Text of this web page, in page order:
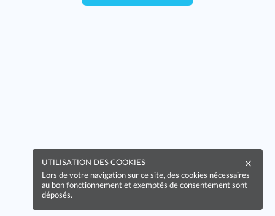
UTILISATION DES COOKIES
Lors de votre navigation sur ce site, des cookies nécessaires
au bon fonctionnement et exemptés de consentement sont
déposés.